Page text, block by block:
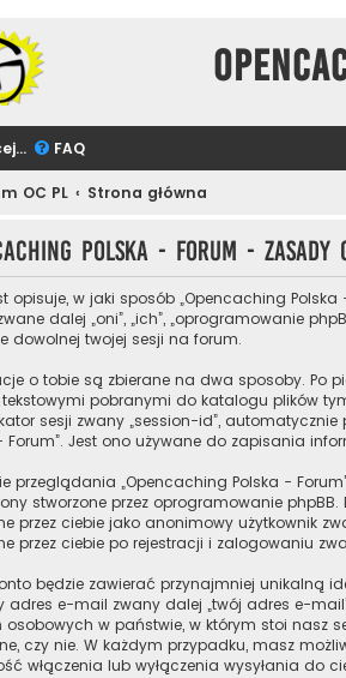
FAQ
OC PL Strona główna
Polska - Forum -
opisuje, w jaki sposób „Opencaching Polska
dalej „oni”, „ich”, „oprogramowanie
dowolnej twojej sesji na forum.
o tobie są zbierane na dwa sposoby. Po
pobranymi do katalogu plików
sesji zwany „session-id”,
Forum”. Jest ono używane do zapisania
przeglądania „Opencaching Polska -
stworzone przez oprogramowanie
przez ciebie jako anonimowy użytkownik
przez ciebie po rejestracji i zalogowaniu
będzie zawierać przynajmniej unikalną
adres e-mail zwany dalej „twój adres e-
osobowych w państwie, w którym stoi nasz
czy nie. W każdym przypadku, masz
włączenia lub wyłączenia wysyłania do